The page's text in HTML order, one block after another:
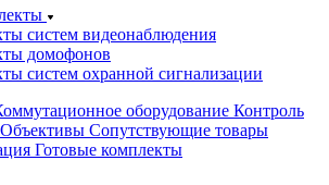
систем видеонаблюдения
домофонов
систем охранной сигнализации
оборудование Контроль
Объективы Сопутствующие товары
Готовые комплекты